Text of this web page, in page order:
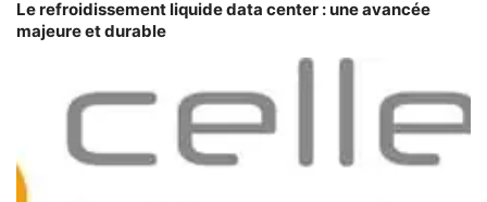
Le refroidissement liquide data center : une avancée
majeure et durable